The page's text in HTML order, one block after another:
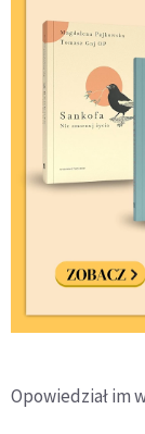
Opowiedział im